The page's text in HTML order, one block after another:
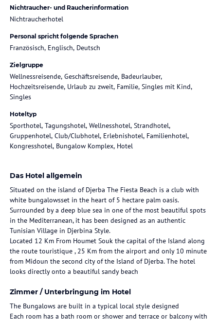
Nichtraucher- und Raucherinformation
Nichtraucherhotel
Personal spricht folgende Sprachen
Französisch, Englisch, Deutsch
Zielgruppe
Wellnessreisende, Geschäftsreisende, Badeurlauber,
Hochzeitsreisende, Urlaub zu zweit, Familie, Singles mit Kind,
Singles
Hoteltyp
Sporthotel, Tagungshotel, Wellnesshotel, Strandhotel,
Gruppenhotel, Club/Clubhotel, Erlebnishotel, Familienhotel,
Kongresshotel, Bungalow Komplex, Hotel
Das Hotel allgemein
Situated on the island of Djerba The Fiesta Beach is a club with
white bungalowsset in the heart of 5 hectare palm oasis.
Surrounded by a deep blue sea in one of the most beautiful spots
in the Mediterranean, it has been designed as an authentic
Tunisian Village in Djerbina Style.
Located 12 Km From Houmet Souk the capital of the Island along
the route touristique , 25 Km from the airport and only 10 minute
from Midoun the second city of the Island of Djerba. The hotel
looks directly onto a beautiful sandy beach
Zimmer / Unterbringung im Hotel
The Bungalows are built in a typical local style designed
Each room has a bath room or shower and terrace or balcony with